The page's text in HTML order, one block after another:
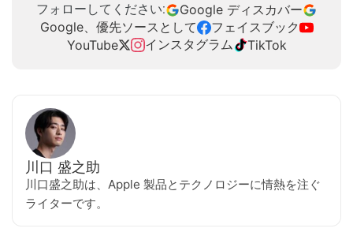
フォローしてください:
Google ディスカバー
Google、優先ソースとして
フェイスブック
YouTube
インスタグラム TikTok
川口 盛之助
川口盛之助は、Apple 製品とテクノロジーに情熱を注ぐ
ライターです。